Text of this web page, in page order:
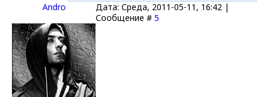
Andro
Дата: Среда, 2011-05-11, 16:42 |
Сообщение # 5